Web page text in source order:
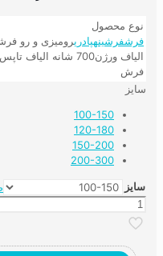
نوع محصول
فرشفرشینهپادریرومیزی و رو
الیاف ورژن700 شانه الیاف تاپس
فرش
سایز
100-150
120-180
150-200
200-300
سایز
فرش
وینتیج
طرح
عشایری